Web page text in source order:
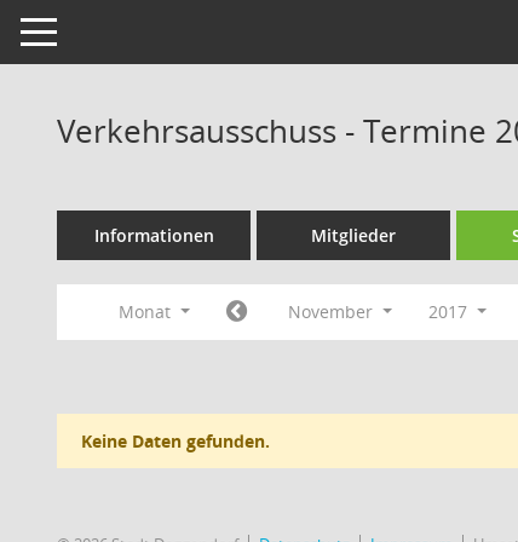
Toggle navigation
Verkehrsausschuss - Termine
Informationen Mitglieder
Monat November 2017
Keine Daten gefunden.